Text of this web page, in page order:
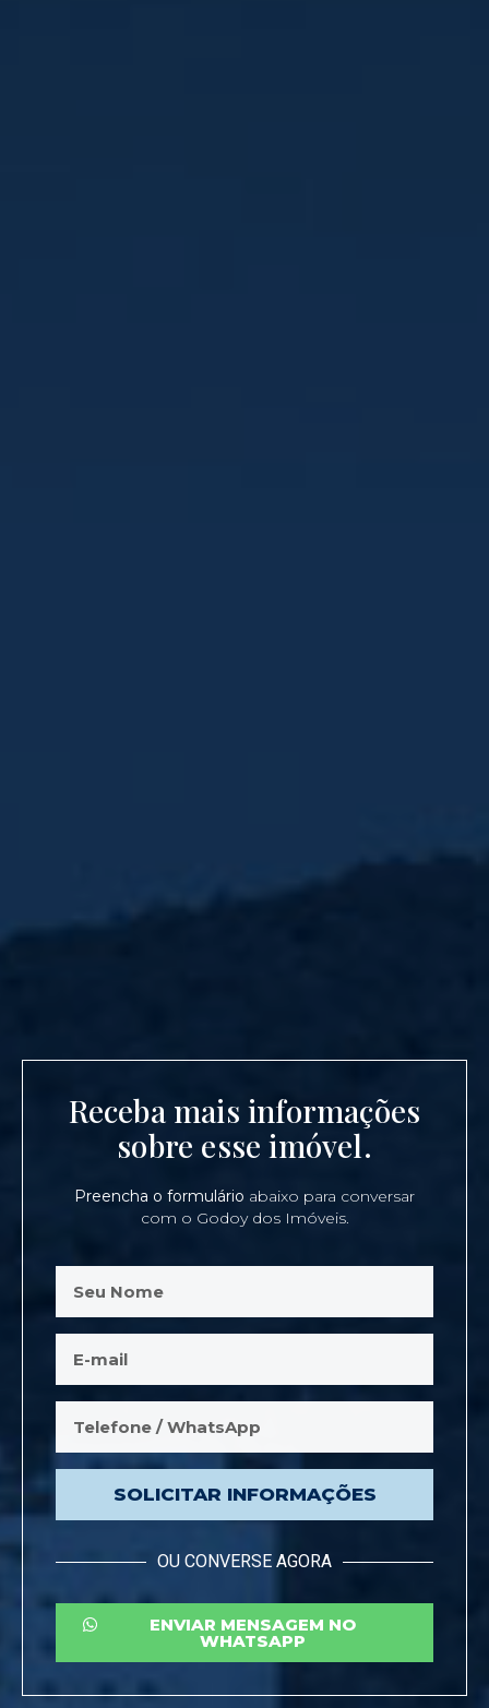
Receba mais informações
sobre esse imóvel.
Preencha o formulário abaixo para conversar
com o Godoy dos Imóveis.
SOLICITAR INFORMAÇÕES
OU CONVERSE AGORA
ENVIAR MENSAGEM NO
WHATSAPP